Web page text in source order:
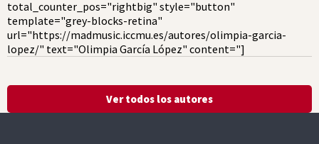
total_counter_pos="rightbig" style="button"
template="grey-blocks-retina"
url="https://madmusic.iccmu.es/autores/olimpia-garcia-
lopez/" text="Olimpia García López" content="]
Ver todos los autores